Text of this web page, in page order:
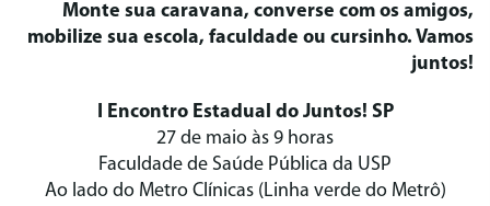
Monte sua caravana, converse com os amigos,
mobilize sua escola, faculdade ou cursinho. Vamos
juntos!
I Encontro Estadual do Juntos! SP
27 de maio às 9 horas
Faculdade de Saúde Pública da USP
Ao lado do Metro Clínicas (Linha verde do Metrô)